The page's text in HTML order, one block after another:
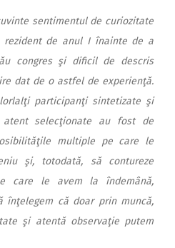
sentimentul de curiozitate
de anul I înainte de a
congres şi dificil de descris
dat de o astfel de experienţă.
participanţi sintetizate şi
atent selecţionate au fost de
multiple pe care le
şi, totodată, să contureze
care le avem la îndemână,
înţelegem că doar prin muncă,
şi atentă observaţie putem